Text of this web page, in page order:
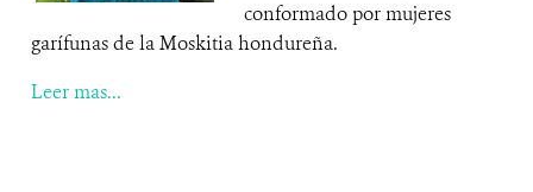
conformado por mujeres
garífunas de la Moskitia hondureña.
Leer mas...